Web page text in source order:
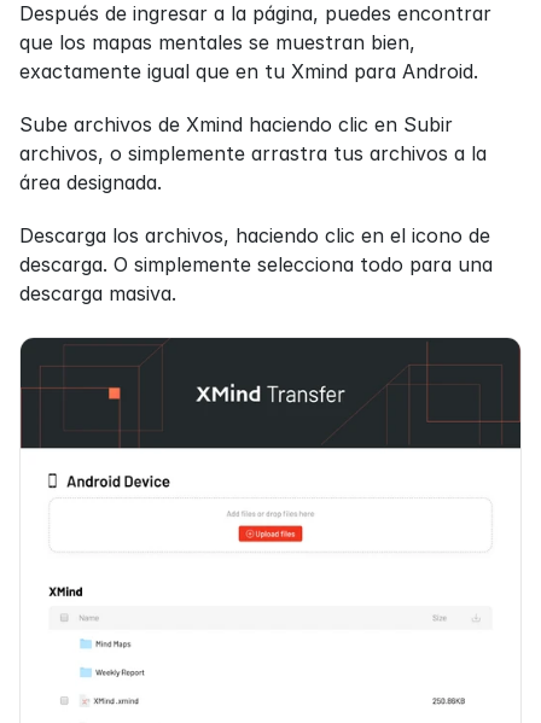
Después de ingresar a la página, puedes encontrar
que los mapas mentales se muestran bien,
exactamente igual que en tu Xmind para Android.
Sube archivos de Xmind haciendo clic en Subir
archivos, o simplemente arrastra tus archivos a la
área designada.
Descarga los archivos, haciendo clic en el icono de
descarga. O simplemente selecciona todo para una
descarga masiva.